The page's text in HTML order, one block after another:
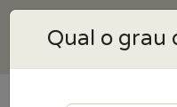
Qual o grau